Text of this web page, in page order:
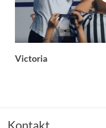
Victoria
Kontakt